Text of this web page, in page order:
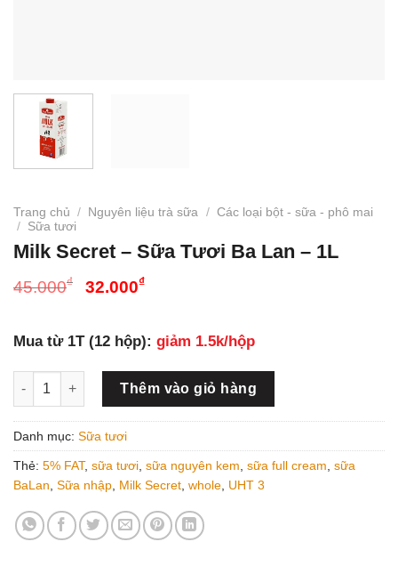
Trang chủ / Nguyên liệu trà sữa / Các loại bột - sữa - phô mai
/ Sữa tươi
Milk Secret – Sữa Tươi Ba Lan – 1L
45.000₫
Giá
45.000₫.
32.000₫Giá
là:
32.000₫.
Mua từ 1T (12 hộp): giảm 1.5k/hộp
Milk Secret - Sữa Tươi Ba Lan - 1L số lượng
Thêm vào giỏ hàng
Danh mục: Sữa tươi
Thẻ: 5% FAT, sữa tươi sữa nguyên kem sữa full cream sữa
BaLan Sữa nhập Milk Secret whole UHT 3